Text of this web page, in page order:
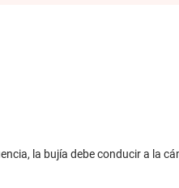
la bujía debe conducir a la